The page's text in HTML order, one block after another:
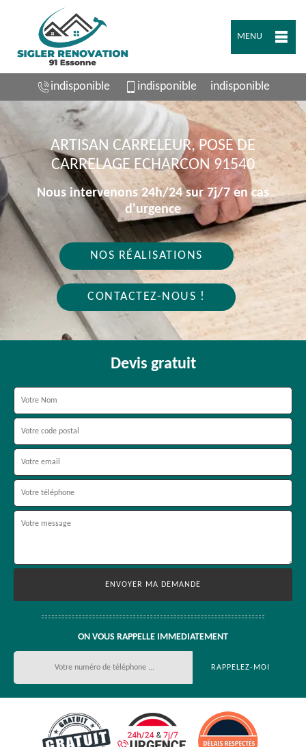
MENU
indisponible indisponible indisponible
ARTISAN CARRELEUR, POSE DE
CARRELAGE ECHARCON 91540
Nous intervenons 24h/24 sur 7j/7 en cas
d'urgence
NOS RÉALISATIONS
CONTACTEZ-NOUS !
Devis gratuit
ON VOUS RAPPELLE IMMEDIATEMENT